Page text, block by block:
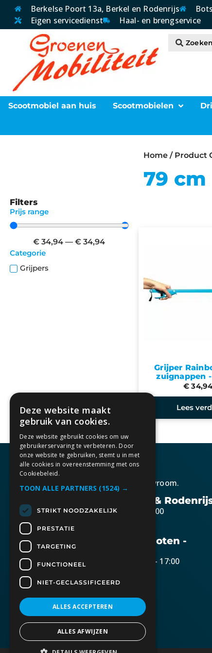
Berkelse Poort 13a, Berkel en Rodenrijs
Eigen servicedienst
Haal- en brengservice
Scootmobiel aan huis Scootmobielen
Filters
Prijs range
€ 34,94 —€ 34,94
Categorie
Grijpers
Home/ Product
79 cm
Grijper
zuignappen
€
Lees
Kom gezellig langs in onze showroom.
Openingstijden Berkel &
Maandag t/m vrijdag 10:30 – 17:00
Openingstijden Bunschoten -
Spakenburg
Dinsdag t/m donderdag 10:30 – 17:00
Op afspraak
Deze website maakt
gebruik van cookies.
Deze website gebruikt cookies om uw
gebruikerservaring te verbeteren. Door
onze website te gebruiken, stemt u in met
alle cookies in overeenstemming met ons
Cookiebeleid.
TOON ALLE PARTNERS (1524) →
STRIKT NOODZAKELIJK
PRESTATIE
TARGETING
FUNCTIONEEL
NIET-GECLASSIFICEERD
ALLES ACCEPTEREN
ALLES AFWIJZEN